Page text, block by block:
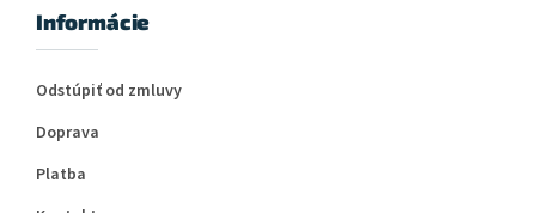
Informácie
Odstúpiť od zmluvy
Doprava
Platba